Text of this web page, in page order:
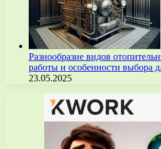
Разнообразие видов
работы и особенности выбора
23.05.2025